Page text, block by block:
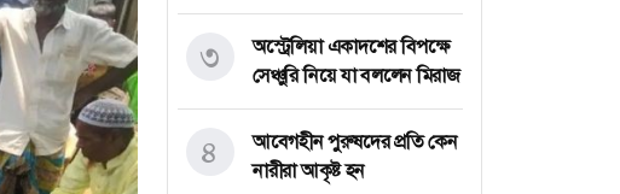
অস্ট্রেলিয়া একাদশের বিপক্ষে
সেঞ্চুরি নিয়ে যা বললেন মিরাজ
৩
আবেগহীন পুরুষদের প্রতি কেন
নারীরা আকৃষ্ট হন
৪